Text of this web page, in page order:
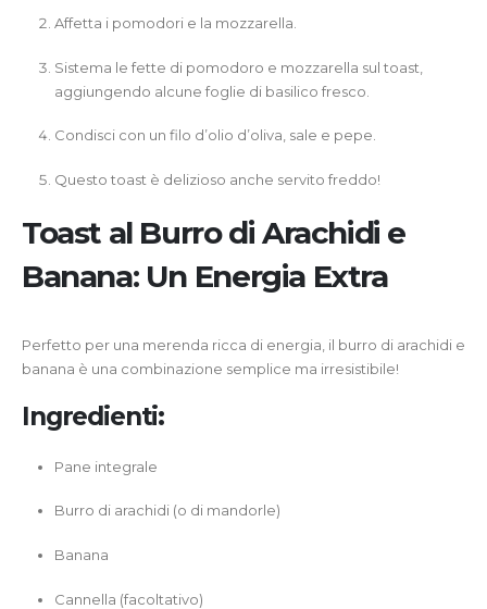
Affetta i pomodori e la mozzarella.
Sistema le fette di pomodoro e mozzarella sul toast,
aggiungendo alcune foglie di basilico fresco.
Condisci con un filo d’olio d’oliva, sale e pepe.
Questo toast è delizioso anche servito freddo!
Toast al Burro di Arachidi e
Banana: Un Energia Extra
Perfetto per una merenda ricca di energia, il burro di arachidi e
banana è una combinazione semplice ma irresistibile!
Ingredienti:
Pane integrale
Burro di arachidi (o di mandorle)
Banana
Cannella (facoltativo)